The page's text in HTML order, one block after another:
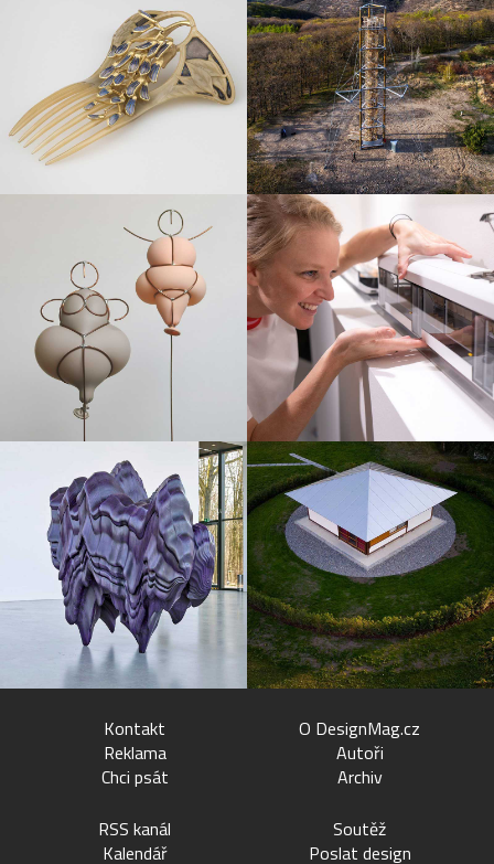
Kontakt
Reklama
Chci psát
O DesignMag.cz
Autoři
Archiv
RSS kanál
Kalendář
Soutěž
Poslat design